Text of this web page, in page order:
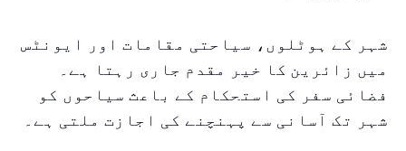
شہر کے ہوٹلوں، سیاحتی مقامات اور ایونٹس
میں زائرین کا خیر مقدم جاری رہتا ہے۔
فضائی سفر کی استحکام کے باعث سیاحوں کو
شہر تک آسانی سے پہنچنے کی اجازت ملتی ہے۔